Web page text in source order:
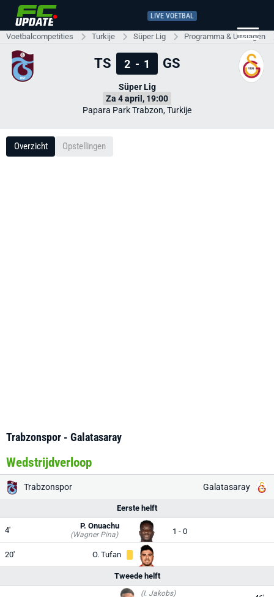
LIVE VOETBAL
Voetbalcompetities Turkije Süper Lig Programma & Uitslagen
TS 2 - 1 GS
Süper Lig
Za 4 april, 19:00
Papara Park Trabzon, Turkije
Overzicht Opstellingen
Trabzonspor - Galatasaray
Wedstrijdverloop
Trabzonspor Galatasaray
Eerste helft
4' (Wagner Pina)
P. Onuachu
1 - 0
20' O. Tufan
Tweede helft
(I. Jakobs)